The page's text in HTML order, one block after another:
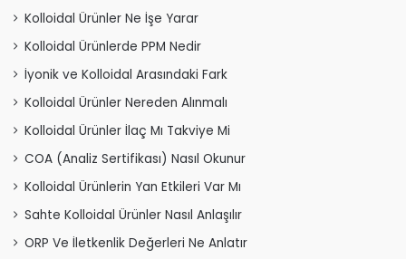
Kolloidal Ürünler Ne İşe Yarar
Kolloidal Ürünlerde PPM Nedir
İyonik ve Kolloidal Arasındaki Fark
Kolloidal Ürünler Nereden Alınmalı
Kolloidal Ürünler İlaç Mı Takviye Mi
COA (Analiz Sertifikası) Nasıl Okunur
Kolloidal Ürünlerin Yan Etkileri Var Mı
Sahte Kolloidal Ürünler Nasıl Anlaşılır
ORP Ve İletkenlik Değerleri Ne Anlatır